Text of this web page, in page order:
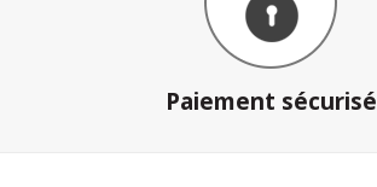
Paiement sécurisé